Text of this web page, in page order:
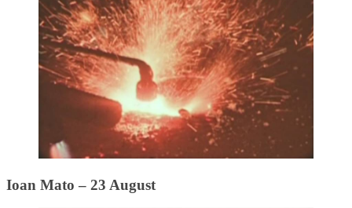
Ioan Mato – 23 August